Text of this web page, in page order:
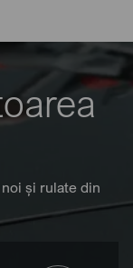
și rulate din